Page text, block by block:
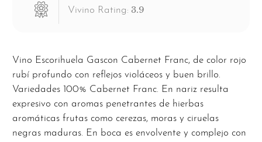
Vivino Rating: 3.9
Vino Escorihuela Gascon Cabernet Franc, de color rojo
rubí profundo con reflejos violáceos y buen brillo.
Variedades 100% Cabernet Franc. En nariz resulta
expresivo con aromas penetrantes de hierbas
aromáticas frutas como cerezas, moras y ciruelas
negras maduras. En boca es envolvente y complejo con